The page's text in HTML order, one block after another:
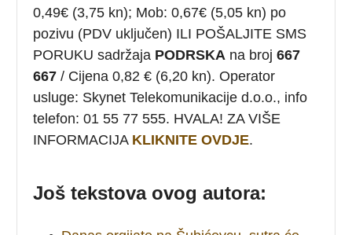
0,49€ (3,75 kn); Mob: 0,67€ (5,05 kn) po
pozivu (PDV uključen) ILI POŠALJITE SMS
PORUKU sadržaja PODRSKA na broj667
667 / Cijena 0,82 € (6,20 kn). Operator
usluge: Skynet Telekomunikacije d.o.o., info
telefon: 01 55 77 555. HVALA! ZA VIŠE
INFORMACIJA KLIKNITE OVDJE.
Još tekstova ovog autora: